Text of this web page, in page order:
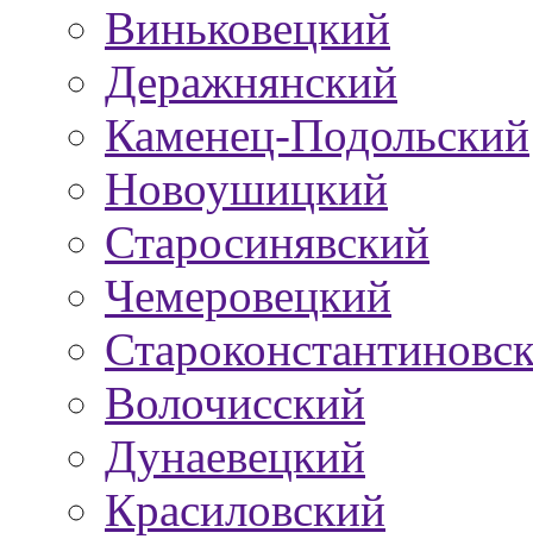
Виньковецкий
Деражнянский
Каменец-Подольский
Новоушицкий
Старосинявский
Чемеровецкий
Волочисский
Дунаевецкий
Красиловский